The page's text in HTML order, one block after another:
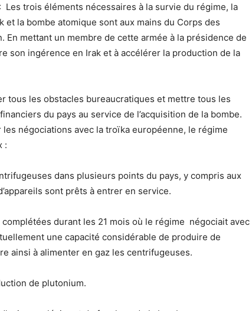
trois éléments nécessaires à la survie du régime, la
et la bombe atomique sont aux mains du Corps des
En mettant un membre de cette armée à la présidence de
son ingérence en Irak et à accélérer la production de la
tous les obstacles bureaucratiques et mettre tous les
du pays au service de l’acquisition de la bombe.
négociations avec la troïka européenne, le régime
:
dans plusieurs points du pays, y compris aux
sont prêts à entrer en service.
durant les 21 mois où le régime négociait avec
une capacité considérable de produire de
ainsi à alimenter en gaz les centrifugeuses.
de plutonium.